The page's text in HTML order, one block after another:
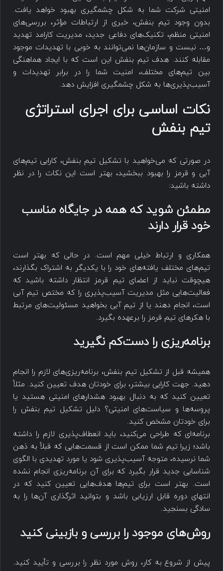
امنیتی شرکت شما به شکل چشمگیری بهبود خواهد یافت.
بدون وجود تیم بنفش، خبری از ارتباطات مؤثر، بررسی‌های
امنیتی منظم، تکنیک‌های دفاعی جدید، مدیریت کارامد تهدید
و… نیست و سازمان‌ها نمی‌توانند به خوبی با تهدیدات موجود
مقابله کنند. هدف تیم بنفش این است که با ایجاد هماهنگی
بین تیم‌های مختلف، امنیت شما را در برابر تهدیدات و
آسیب‌پذیری‌ها به شکل چشمگیری افزایش دهد.
نکات اساسی برای اجرای استراتژی
تیم بنفش
در صورتی که می‌خواهید با تشکیل تیم بنفش، کارایی تیم‌های
آبی و قرمز را بهبود ببخشید، بهتر است این نکات را در نظر
داشته باشید:
مطمئن شوید که همه در جایگاه مناسب
خود قرار دارند
همکاری و ارتباط خیلی مهم است. در حالی که بهتر است
تیم‌های مختلف یافته‌های خود را با یکدیگر به اشتراک بگذارند،
هیچوقت نباید از اعضای تیم قرمز انتظار داشته باشید که
فعالیت‌هایی مثل مدیریت آسیب‌پذیری را که مختص تیم آبی
است، انجام دهند یا از تیم آبی بخواهید مسئولیت‌های مرتبط
با هکرهای تیم قرمز را برعهده بگیرد.
برنامه‌ریزی را دست‌کم نگیرید
همیشه قبل از تشکیل تیم بنفش، برنامه‌ریزی‌های لازم را انجام
دهید. جهت کارایی بیشتر، برای خودتان هدف تعیین کنید. مثلاً
تعیین کنید که به دنبال بهبود هشدارهای امنیتی هستید یا
پروسه‌ها و سیاست‌های امنیتی؟ دلیل تشکیل تیم بنفش را
برای خودتان مشخص کنید.
برنامه‌ای که طراحی می‌کنید، باید انعطاف‌پذیری لازم را داشته
باشد؛ زیرا تیم شما ممکن است از قسمت‌هایی که قبلاً به ذهن
شما نرسیده، متوجه آسیب‌پذیری شود یا مورد تهدیدی با الگوی
شناسایی جدید قرار بگیرد که برای آن برنامه‌ریزی انجام نشده
است. بهتر است برای تیم‌ها هدف‌هایی تعیین کنید که در
انتهای دوره قابل ارزیابی باشد و بتوانید اثرگذاری آن‌ها را به
سادگی بسنجید.
روش‌های موجود را بررسی و بازبینی کنید
پیش از شروع به کار، روش مورد نظر را بررسی و تأیید کنید.